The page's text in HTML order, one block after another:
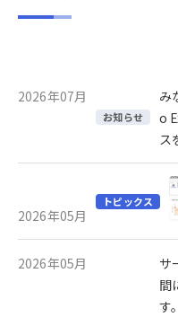
2026年07月
お知らせ
み
o
ス
2026年05月
トピックス
2026年05月
サ
間
す。